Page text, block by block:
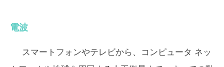
電波
スマートフォンやテレビから、コンピュータ ネッ